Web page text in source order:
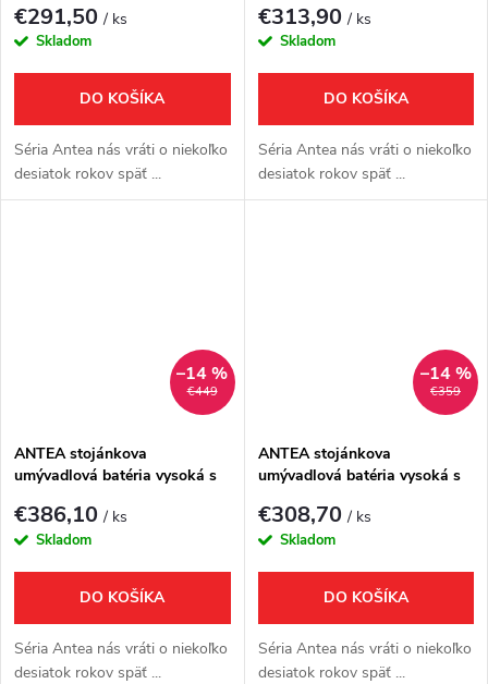
chróm
€291,50/ ks
Skladom
DO KOŠÍKA
Séria Antea nás vráti o niekoľko
desiatok rokov späť ...
chróm/zlato
€313,90/ ks
Skladom
DO KOŠÍKA
Séria Antea nás vráti o niekoľko
desiatok rokov späť ...
€449
–14 %
ANTEA stojánkova
umývadlová batéria vysoká s
€386,10/ ks
Skladom
DO KOŠÍKA
Séria Antea nás vráti o niekoľko
desiatok rokov späť ...
€359
–14 %
ANTEA stojánkova
umývadlová batéria vysoká s
chróm
€308,70/ ks
Skladom
DO KOŠÍKA
Séria Antea nás vráti o niekoľko
desiatok rokov späť ...